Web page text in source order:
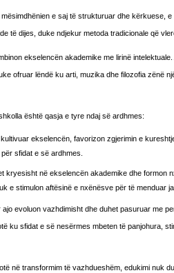
e saj të strukturuar dhe kërkuese,
të dijes, duke ndjekur metoda tradicionale që
ekselencën akademike me lirinë
ofruar lëndë ku arti, muzika dhe filozofia zënë
është qasja e tyre ndaj së ardhmes:
ekselencën, favorizon zgjerimin e
sfidat e së ardhmes.
kryesisht në ekselencën akademike dhe
e stimulon aftësinë e nxënësve për të menduar
evoluon vazhdimisht dhe duhet pasuruar me
ku sfidat e së nesërmes mbeten të panjohura,
në transformim të vazhdueshëm, edukimi nuk